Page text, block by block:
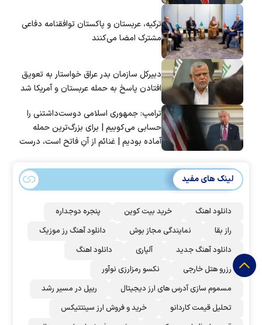
ترکیه، عربستان و پاکستان توافقنامه دفاعی
مشترک امضا می‌کنند
دبیرکل سازمان بدر عراق خواستار به تعویق
افتادن پاسخ به حمله عربستان و آمریکا شد
ترامپ: جمهوری اسلامی دوست‌داشتنی را
حسابی می‌کوبیم | برای بزرگ‌ترین حمله
آماده بودیم | غنائم از آنِ فاتح است، درست
لینک های مفید
دانلود اهنگ خرید بیت کوین
پنجره دوجداره
راز بقا
نمایندگی مجاز بوش
دانلود آهنگ رز‌ موزیک
دانلود آهنگ جدید
آلپاری
دانلود اهنگ
رزرو هتل خارجی
نکسو رمزارزی نوآور
مسموم سازی آدرس های ارز دیجیتال
ریپل در مسیر رشد
تحلیل قیمت کاردانو
خرید و فروش ارز سینتتیکس